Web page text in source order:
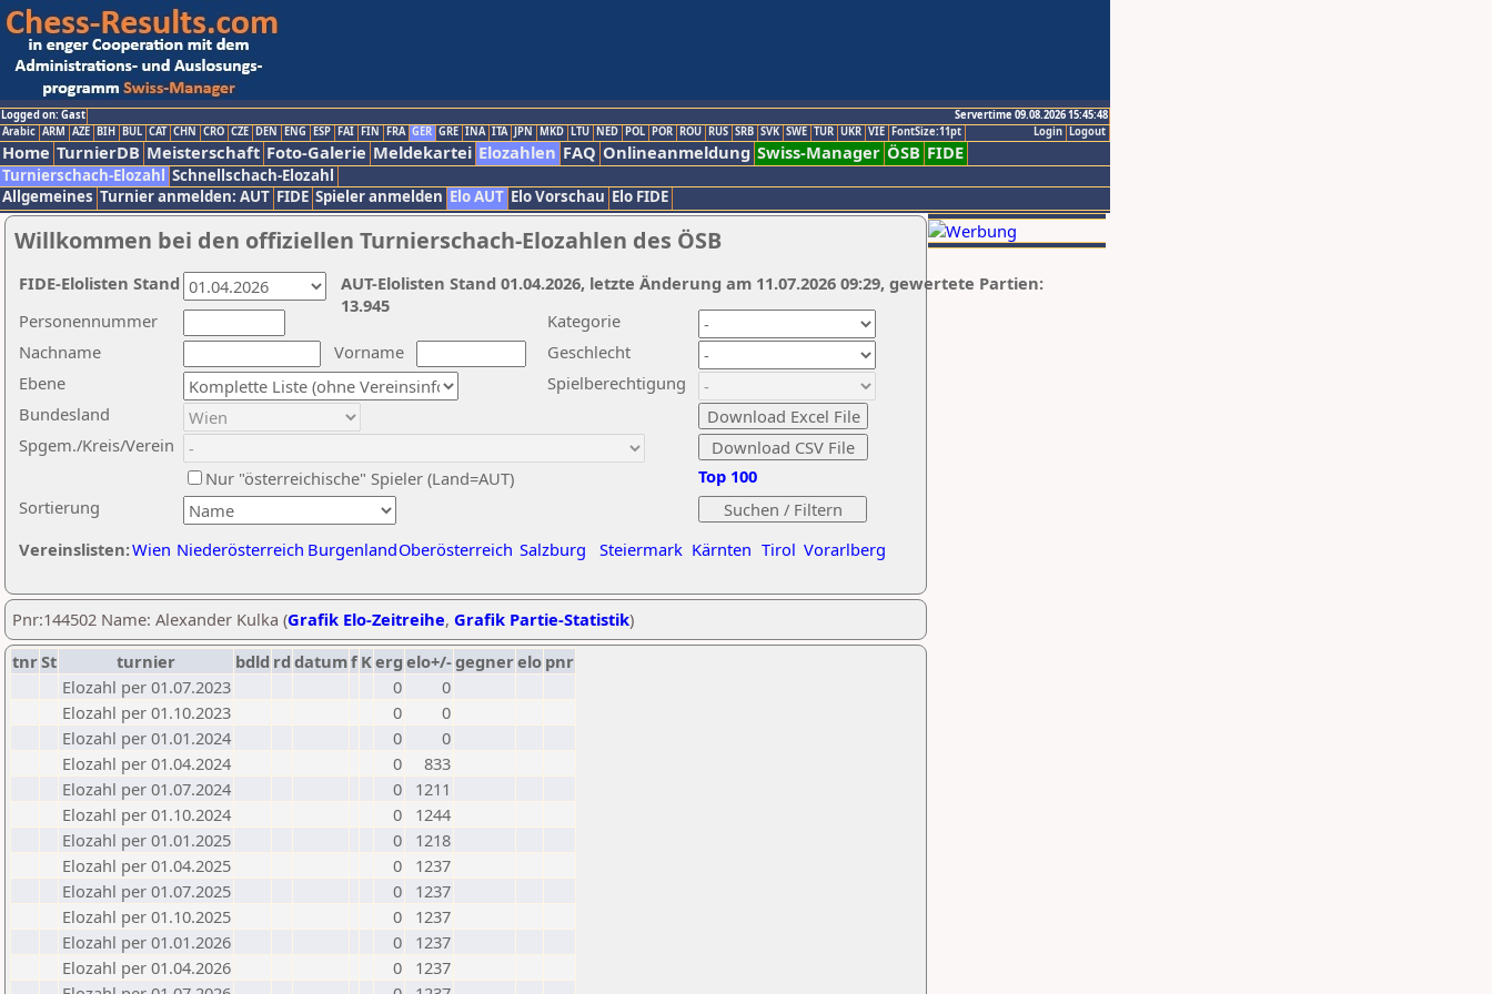
Logged on: Gast
Servertime 09.08.2026 15:45:48
Logout
Login
Arabic ARM AZE BIH BUL CAT CHN CRO CZE DEN ENG ESP FAI FIN FRA GER GRE INA ITA JPN MKD LTU NED POL POR ROU RUS SRB SVK SWE TUR UKR VIE FontSize:11pt
Home TurnierDB Meisterschaft Foto-Galerie Meldekartei Elozahlen FAQ Onlineanmeldung Swiss-Manager ÖSB FIDE
Turnierschach-Elozahl Schnellschach-Elozahl
Allgemeines Turnier anmelden: AUT FIDE Spieler anmelden Elo AUT Elo Vorschau Elo FIDE
Willkommen bei den offiziellen Turnierschach-Elozahlen des ÖSB
Nachname
Vorname
Ebene
Kategorie
Sortierung
Personennummer
Bundesland
Spgem./Kreis/Verein
Geschlecht
Nur "österreichische" Spieler (Land=AUT)
Spielberechtigung
Vereinslisten:Wien Niederösterreich BurgenlandOberösterreich Salzburg Steiermark Kärnten Tirol Vorarlberg
Top 100
AUT-Elolisten Stand 01.04.2026, letzte Änderung am 11.07.2026 09:29, gewertete Partien:
13.945
FIDE-Elolisten Stand
Pnr:144502 Name: Alexander Kulka (Grafik Elo-Zeitreihe, Grafik Partie-Statistik)
tnrSt turnier bdld rd datumf Kerg elo+/-gegnerelo pnr
Elozahl per 01.07.2023
0
0
Elozahl per 01.10.2023
0
0
Elozahl per 01.01.2024
0
0
Elozahl per 01.04.2024
0
833
Elozahl per 01.07.2024
0
1211
Elozahl per 01.10.2024
0
1244
Elozahl per 01.01.2025
0
1218
Elozahl per 01.04.2025
0
1237
Elozahl per 01.07.2025
0
1237
Elozahl per 01.10.2025
0
1237
Elozahl per 01.01.2026
0
1237
Elozahl per 01.04.2026
0
1237